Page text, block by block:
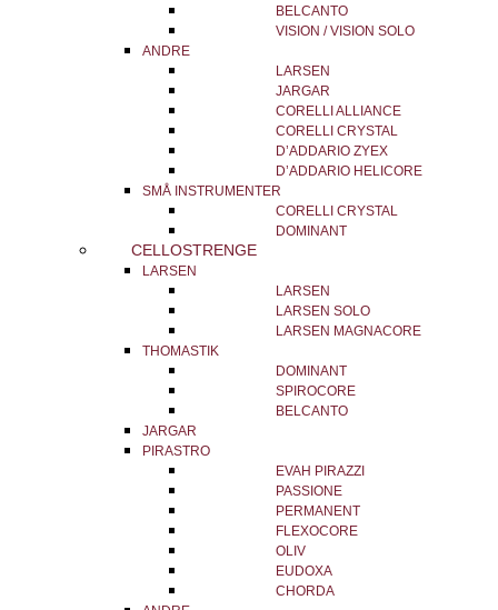
BELCANTO
VISION / VISION SOLO
ANDRE
LARSEN
JARGAR
CORELLI ALLIANCE
CORELLI CRYSTAL
D’ADDARIO ZYEX
D’ADDARIO HELICORE
SMÅ INSTRUMENTER
CORELLI CRYSTAL
DOMINANT
CELLOSTRENGE
LARSEN
LARSEN
LARSEN SOLO
LARSEN MAGNACORE
THOMASTIK
DOMINANT
SPIROCORE
BELCANTO
JARGAR
PIRASTRO
EVAH PIRAZZI
PASSIONE
PERMANENT
FLEXOCORE
OLIV
EUDOXA
CHORDA